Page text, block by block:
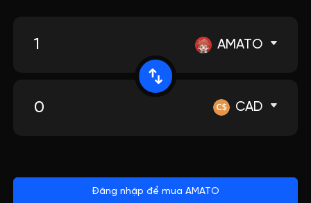
AMATO
CAD
Đăng nhập để mua AMATO